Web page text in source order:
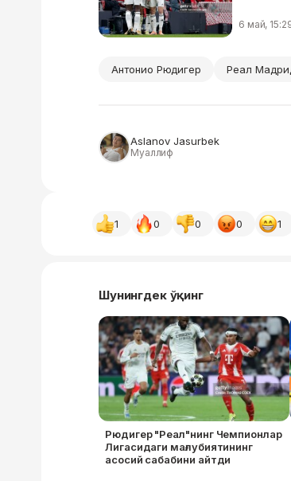
6 май,
Антонио Рюдигер Реал
Aslanov Jasurbek
Муаллиф
1 0 0 0 1
Шунингдек ўқинг
Рюдигер "Реал"нинг Чемпионлар
Лигасидаги мағлубиятининг
асосий сабабини айтди